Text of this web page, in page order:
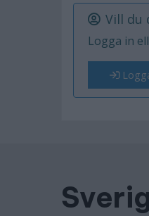
Vill du
Logga in